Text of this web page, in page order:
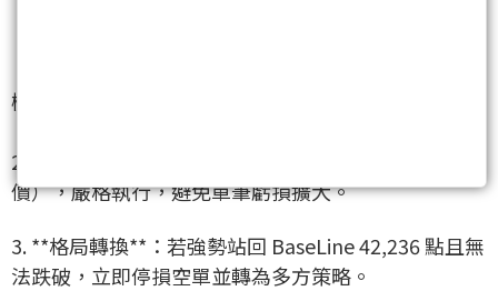
機會
2. **停損紀律**：單筆停損上限 50 點（約當一個履約
價），嚴格執行，避免單筆虧損擴大。
3. **格局轉換**：若強勢站回 BaseLine 42,236 點且無
法跌破，立即停損空單並轉為多方策略。